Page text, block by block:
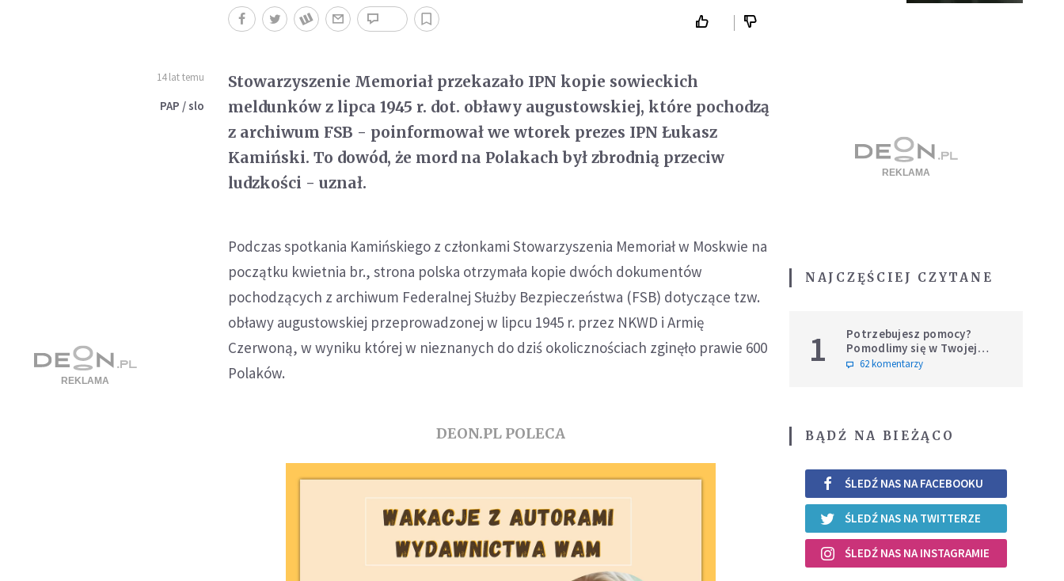
14 lat temu
PAP / slo
Stowarzyszenie Memoriał przekazało IPN kopie sowieckich
meldunków z lipca 1945 r. dot. obławy augustowskiej, które pochodzą
z archiwum FSB - poinformował we wtorek prezes IPN Łukasz
Kamiński. To dowód, że mord na Polakach był zbrodnią przeciw
ludzkości - uznał.
Podczas spotkania Kamińskiego z członkami Stowarzyszenia Memoriał w Moskwie na
początku kwietnia br., strona polska otrzymała kopie dwóch dokumentów
pochodzących z archiwum Federalnej Służby Bezpieczeństwa (FSB) dotyczące tzw.
obławy augustowskiej przeprowadzonej w lipcu 1945 r. przez NKWD i Armię
Czerwoną, w wyniku której w nieznanych do dziś okolicznościach zginęło prawie 600
Polaków.
DEON.PL POLECA
NAJCZĘŚCIEJ CZYTANE
1
Potrzebujesz pomocy?
Pomodlimy się w Twojej
intencji
62 komentarzy
BĄDŹ NA BIEŻĄCO
ŚLEDŹ NAS NA FACEBOOKU
ŚLEDŹ NAS NA TWITTERZE
ŚLEDŹ NAS NA INSTAGRAMIE